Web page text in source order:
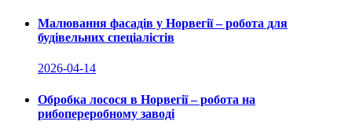
Малювання фасадів у Норвегії – робота для
будівельних спеціалістів
2026-04-14
Обробка лосося в Норвегії – робота на
рибопереробному заводі